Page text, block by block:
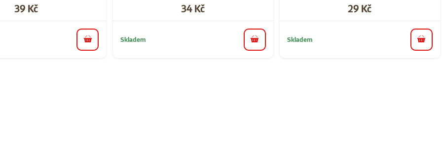
Cena
39 Kč
do košíku
Cena
34 Kč
Skladem do košíku
Cena
29 Kč
Skladem do